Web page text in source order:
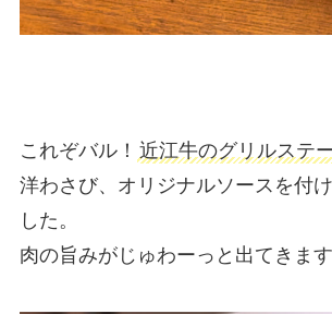
これぞバル！ 近江牛のグリルステ
洋わさび、オリジナルソースを付
した。
肉の旨みがじゅわーっと出てきます